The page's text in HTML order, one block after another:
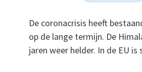
De coronacrisis heeft
op de lange termijn. De
jaren weer helder. In de EU